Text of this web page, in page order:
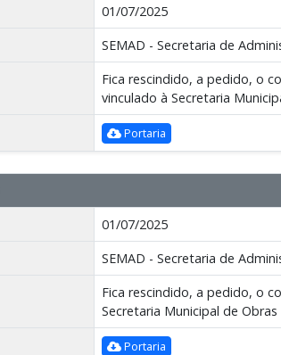
01/07/2025
SEMAD - Secretaria de
Fica rescindido, a pedido, o
vinculado à Secretaria
Portaria
01/07/2025
SEMAD - Secretaria de
Fica rescindido, a pedido, o
Secretaria Municipal de
Portaria